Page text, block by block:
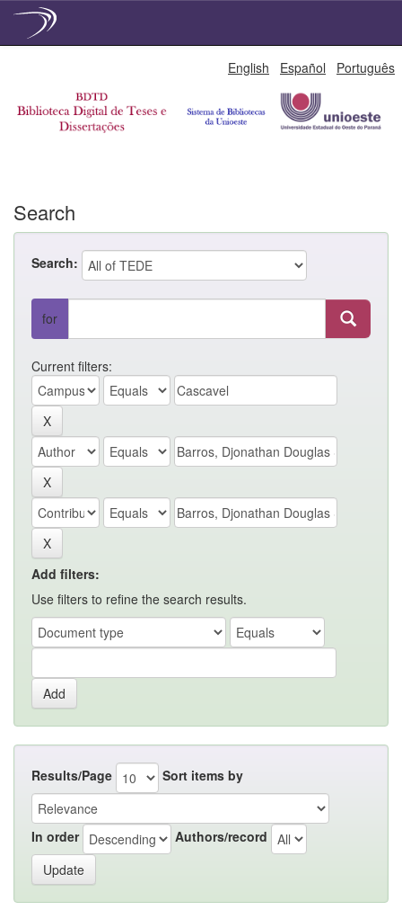
English Español Português
Search
Search:
for
Current filters:
Add filters:
Use filters to refine the search results.
Results/Page Sort items by
In order Authors/record